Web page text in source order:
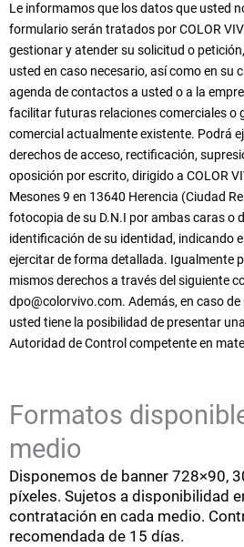
Le informamos que los datos que usted
formulario serán tratados por COLOR
gestionar y atender su solicitud o
usted en caso necesario, así como en su
agenda de contactos a usted o a la
facilitar futuras relaciones comerciales o
comercial actualmente existente. Podrá
derechos de acceso, rectificación,
oposición por escrito, dirigido a COLOR
Mesones 9 en 13640 Herencia (Ciudad
fotocopia de su D.N.I por ambas caras o
identificación de su identidad, indicando
ejercitar de forma detallada. Igualmente
mismos derechos a través del siguiente
dpo@colorvivo.com. Además, en caso
usted tiene la posibilidad de presentar
Autoridad de Control competente en
Formatos
medio
Disponemos de banner 728×90,
píxeles. Sujetos a disponibilidad
contratación en cada medio.
recomendada de 15 días.